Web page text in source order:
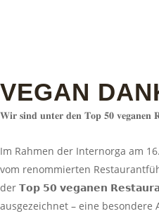
VEGAN
𝐖𝐢𝐫 𝐬𝐢𝐧𝐝 𝐮𝐧𝐭𝐞𝐫 𝐝𝐞𝐧 𝐓𝐨𝐩 𝟓𝟎 𝐯𝐞𝐠𝐚𝐧𝐞𝐧
Im Rahmen der Internorga am
vom renommierten
der 𝗧𝗼𝗽 𝟱𝟬 𝘃𝗲𝗴𝗮𝗻𝗲𝗻
ausgezeichnet – eine besondere